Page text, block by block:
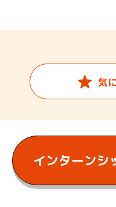
気
インターンシ